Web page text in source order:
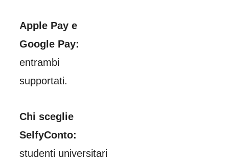
Apple Pay e
Google Pay:
entrambi
supportati.
Chi sceglie
SelfyConto:
studenti universitari